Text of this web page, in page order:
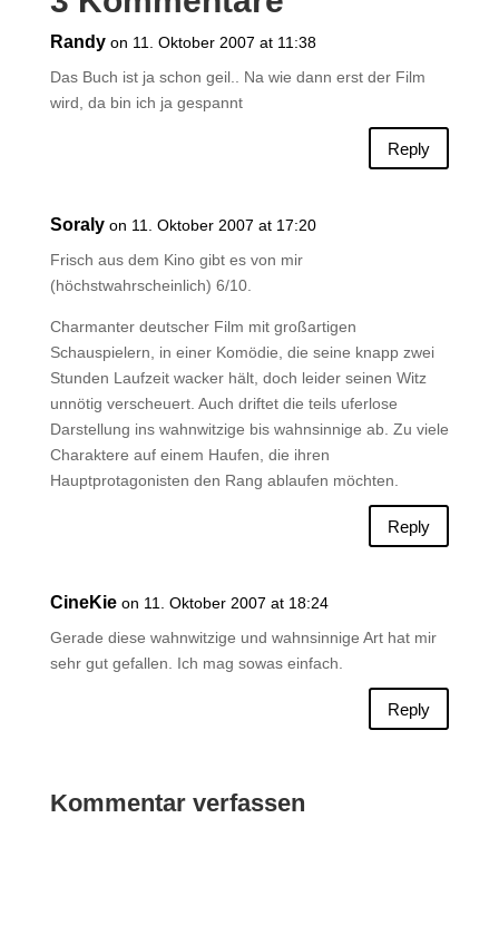
Randy on 11. Oktober 2007 at 11:38
Das Buch ist ja schon geil.. Na wie dann erst der Film
wird, da bin ich ja gespannt
Reply
Soraly on 11. Oktober 2007 at 17:20
Frisch aus dem Kino gibt es von mir
(höchstwahrscheinlich) 6/10.
Charmanter deutscher Film mit großartigen
Schauspielern, in einer Komödie, die seine knapp zwei
Stunden Laufzeit wacker hält, doch leider seinen Witz
unnötig verscheuert. Auch driftet die teils uferlose
Darstellung ins wahnwitzige bis wahnsinnige ab. Zu viele
Charaktere auf einem Haufen, die ihren
Hauptprotagonisten den Rang ablaufen möchten.
Reply
CineKie on 11. Oktober 2007 at 18:24
Gerade diese wahnwitzige und wahnsinnige Art hat mir
sehr gut gefallen. Ich mag sowas einfach.
Reply
Kommentar verfassen